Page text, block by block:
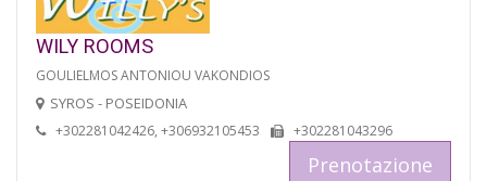
WILY ROOMS
GOULIELMOS ANTONIOU VAKONDIOS
SYROS - POSEIDONIA
+302281042426, +306932105453 +302281043296
Prenotazione